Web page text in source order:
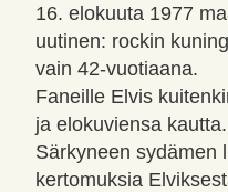
16. elokuuta 1977
uutinen: rockin
vain 42-vuotiaana.
Faneille Elvis
ja elokuviensa kautta.
Särkyneen sydämen
kertomuksia